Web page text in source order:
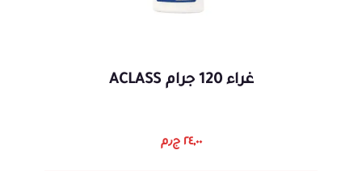
غراء 120 جرام ACLASS
٢٤,٠٠ ج٫م